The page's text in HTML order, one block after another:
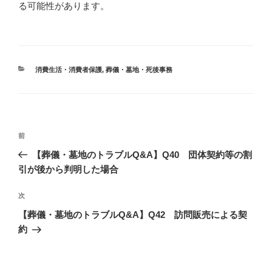
る可能性があります。
カ
消費生活・消費者保護, 葬儀・墓地・死後事務
投
ナ
ゲ
ー
シ
過
去
の
稿
前
【葬儀・墓地のトラブルQ&A】Q40 団体契約等の割
引が後から判明した場合
次
の
投
次
【葬儀・墓地のトラブルQ&A】Q42 訪問販売による契
約